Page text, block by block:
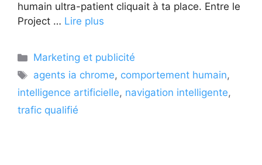
humain ultra-patient cliquait à ta place. Entre le
Project … Lire plus
Catégories
Marketing et publicité
Étiquettes
agents ia chrome, comportement humain,
intelligence artificielle, navigation intelligente,
trafic qualifié